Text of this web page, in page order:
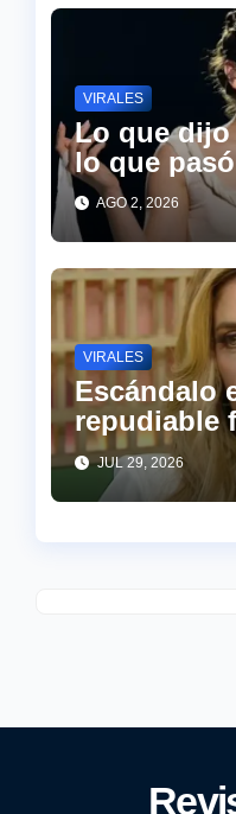
VIRALES
Lo que dijo
lo que
a todo el
silencio
AGO 2, 2026
VIRALES
Escándalo
repudiable
Brey para
JUL 29, 2026